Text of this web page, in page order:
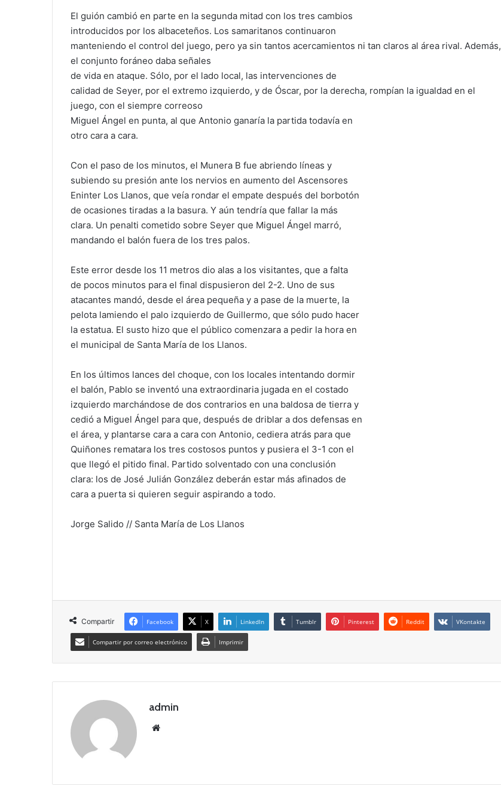
El guión cambió en parte en la segunda mitad con los tres cambios
introducidos por los albaceteños. Los samaritanos continuaron
manteniendo el control del juego, pero ya sin tantos acercamientos ni tan claros al área rival. Además,
el conjunto foráneo daba señales
de vida en ataque. Sólo, por el lado local, las intervenciones de
calidad de Seyer, por el extremo izquierdo, y de Óscar, por la derecha, rompían la igualdad en el
juego, con el siempre correoso
Miguel Ángel en punta, al que Antonio ganaría la partida todavía en
otro cara a cara.
Con el paso de los minutos, el Munera B fue abriendo líneas y
subiendo su presión ante los nervios en aumento del Ascensores
Eninter Los Llanos, que veía rondar el empate después del borbotón
de ocasiones tiradas a la basura. Y aún tendría que fallar la más
clara. Un penalti cometido sobre Seyer que Miguel Ángel marró,
mandando el balón fuera de los tres palos.
Este error desde los 11 metros dio alas a los visitantes, que a falta
de pocos minutos para el final dispusieron del 2-2. Uno de sus
atacantes mandó, desde el área pequeña y a pase de la muerte, la
pelota lamiendo el palo izquierdo de Guillermo, que sólo pudo hacer
la estatua. El susto hizo que el público comenzara a pedir la hora en
el municipal de Santa María de los Llanos.
En los últimos lances del choque, con los locales intentando dormir
el balón, Pablo se inventó una extraordinaria jugada en el costado
izquierdo marchándose de dos contrarios en una baldosa de tierra y
cedió a Miguel Ángel para que, después de driblar a dos defensas en
el área, y plantarse cara a cara con Antonio, cediera atrás para que
Quiñones rematara los tres costosos puntos y pusiera el 3-1 con el
que llegó el pitido final. Partido solventado con una conclusión
clara: los de José Julián González deberán estar más afinados de
cara a puerta si quieren seguir aspirando a todo.
Jorge Salido // Santa María de Los Llanos
Compartir Facebook X LinkedIn Tumblr Pinterest Reddit VKontakte
Compartir por correo electrónico Imprimir
admin